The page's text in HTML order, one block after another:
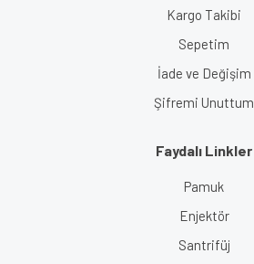
Kargo Takibi
Sepetim
İade ve Değişim
Şifremi Unuttum
Faydalı Linkler
Pamuk
Enjektör
Santrifüj